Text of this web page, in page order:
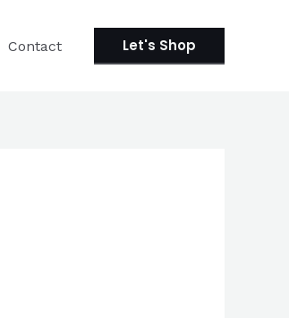
Contact Let's Shop